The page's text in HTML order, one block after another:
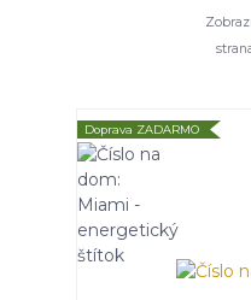
Doprava ZADARMO